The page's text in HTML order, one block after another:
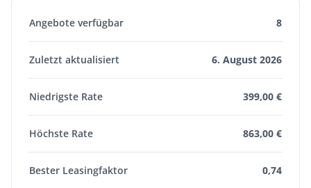
Angebote verfügbar 8
Zuletzt aktualisiert 6. August 2026
Niedrigste Rate 399,00 €
Höchste Rate 863,00 €
Bester Leasingfaktor 0,74